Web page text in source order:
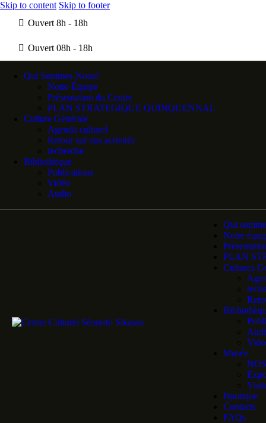
Skip to content Skip to footer
Ouvert 8h - 18h
Ouvert 08h - 18h
Qui Sommes-Nous?
Notre Équipe
Présentation du Centre
PLAN STRATEGIQUE QUINQUENNAL
Culture Générale
Agenda culturel
Retour sur nos activités
recherche
Bibliothèque
Publications
Vidéo
Audio
Qui
Notre
PLAN
Cultures
Musée
Boutique
Contacts
FAQs